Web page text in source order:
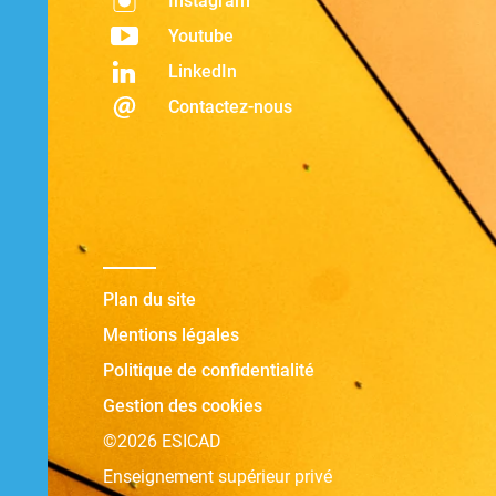
Youtube
LinkedIn
Contactez-nous
Plan du site
Mentions légales
Politique de confidentialité
Gestion des cookies
©2026 ESICAD
Enseignement supérieur privé